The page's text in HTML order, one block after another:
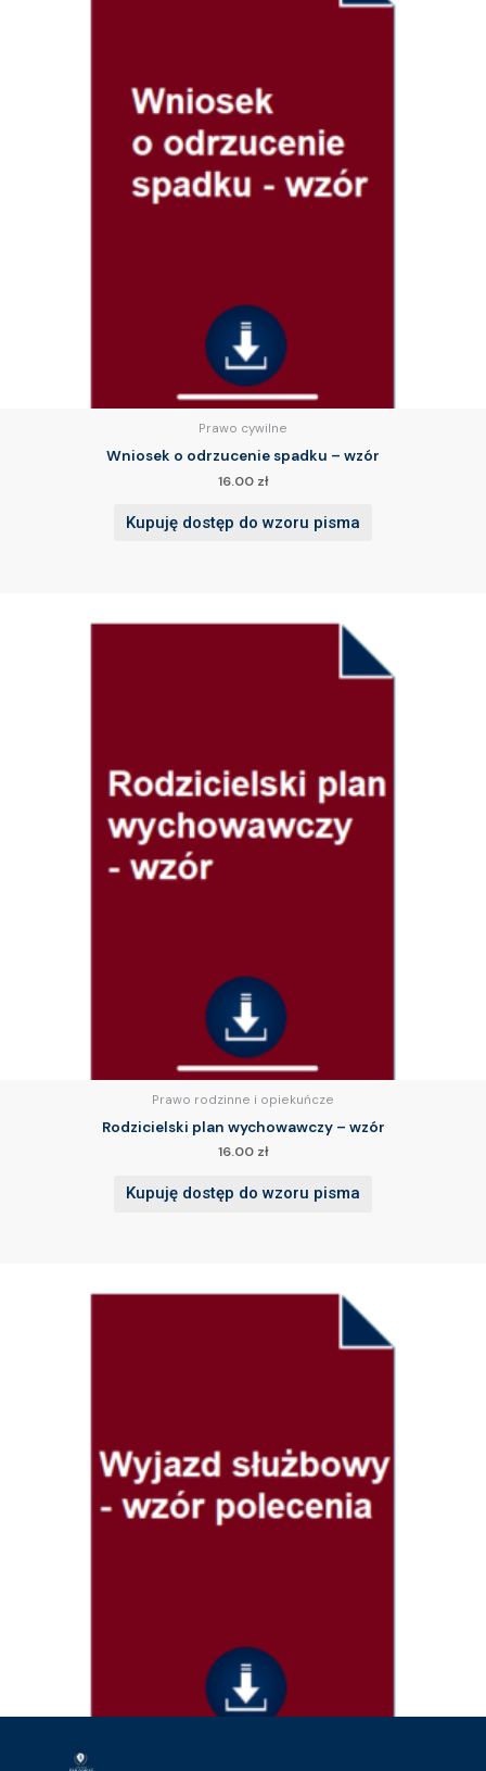
Prawo cywilne
Wniosek o odrzucenie spadku – wzór
16.00 zł
Kupuję dostęp do wzoru pisma
Prawo rodzinne i opiekuńcze
Rodzicielski plan wychowawczy – wzór
16.00 zł
Kupuję dostęp do wzoru pisma